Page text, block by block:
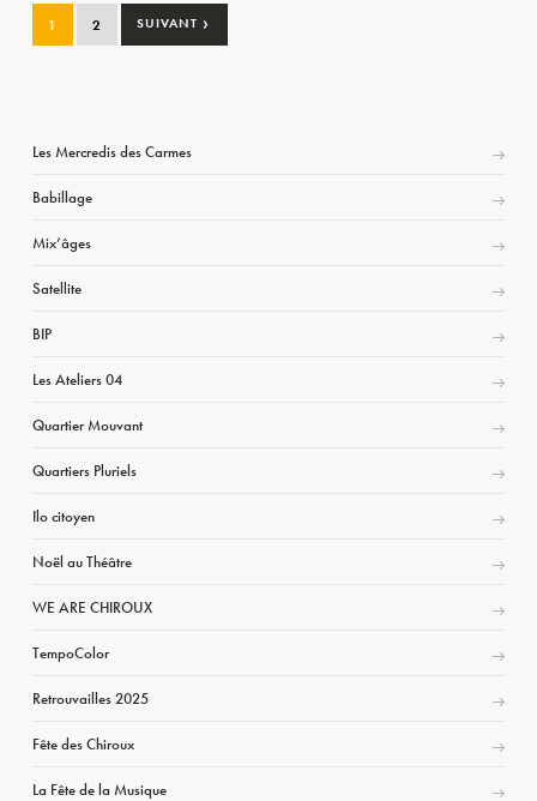
1 2 SUIVANT ›
Les Mercredis des Carmes
Babillage
Mix’âges
Satellite
BIP
Les Ateliers 04
Quartier Mouvant
Quartiers Pluriels
Ilo citoyen
Noël au Théâtre
WE ARE CHIROUX
TempoColor
Retrouvailles 2025
Fête des Chiroux
La Fête de la Musique